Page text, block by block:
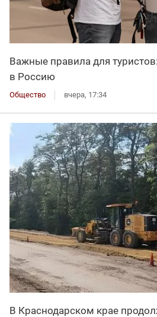
Важные правила для
в Россию
Общество вчера, 17:34
В Краснодарском крае